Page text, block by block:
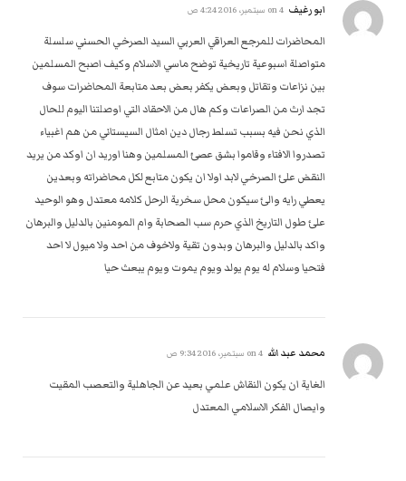
ابو رغيف 4 سبتمبر، 2016 4:24 ص
المحاضرات للمرجع العراقي العربي السيد الصرخي الحسني سلسلة
متواصلة اسبوعية تاريخية توضح ماسي الاسلام وكيف اصبح المسلمين
بين نزاعات وتقاتل وبعض يكفر بعض بعد متابعة المحاضرات سوف
تجد ارث من الصراعات وكم هال من الاحقاد التي اوصلتنا اليوم للحال
الذي نحن فيه بسبب تسلط رجال دين امثال السيستاني من هم اغبياء
تصدروا الافتاء وقاموا بشق عصئ المسلمين وهنا اوريد ان اوكد من يريد
النقض علئ الصرخي لابد اولا ان يكون متابع لكل محاضراته وبعدين
يعطي رايه والئ سيكون محل سخرية الرحل كلامه معتدل وهو الوحيد
علئ طول التاريخ الذي حرم سب الصحابة وام المومنين بالدليل والبرهان
واكد بالدليل والبرهان وبدون تقية ولاخوف من احد ولا ميول لا احد
فتحيا وسلام له يوم يولد ويوم يموت ويوم يبعث حيا
محمد عبد الله 4 سبتمبر، 2016 9:34 ص
الغاية ان يكون النقاش علمي بعيد عن الجاهلية والتعصب المقيت
وايصال الفكر الاسلامي المعتدل